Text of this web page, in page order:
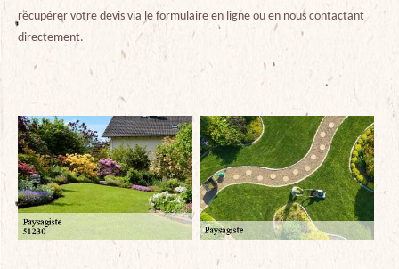
récupérer votre devis via le formulaire en ligne ou en nous contactant
directement.